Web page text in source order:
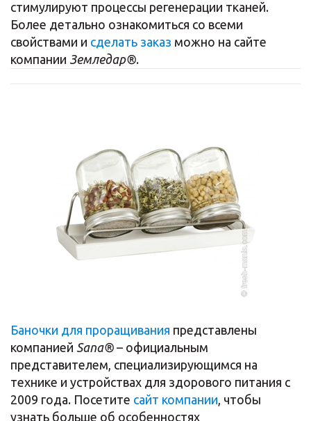
стимулируют процессы регенерации тканей.
Более детально ознакомиться со всеми
свойствами и сделать заказ можно на сайте
компании Земледар®.
Баночки для проращивания представлены
компанией Sana® – официальным
представителем, специализирующимся на
технике и устройствах для здорового питания с
2009 года. Посетите сайт компании, чтобы
узнать больше об особенностях